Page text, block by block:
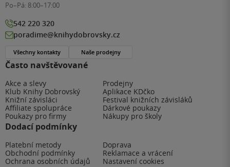
Často navštěvované
Akce a slevy
Prodejny
Klub Knihy Dobrovský
Aplikace KDčko
Knižní závisláci
Festival knižních závisláků
Affiliate spolupráce
Dárkové poukazy
Poukazy pro firmy
Nákupy pro školy
Dodací podmínky
Platební metody
Doprava
Obchodní podmínky
Reklamace a vrácení
Ochrana osobních údajů
Nastavení cookies
Po–Pá: 8:00–17:00
542 220 320
poradime@knihydobrovsky.cz
Všechny kontakty Naše prodejny